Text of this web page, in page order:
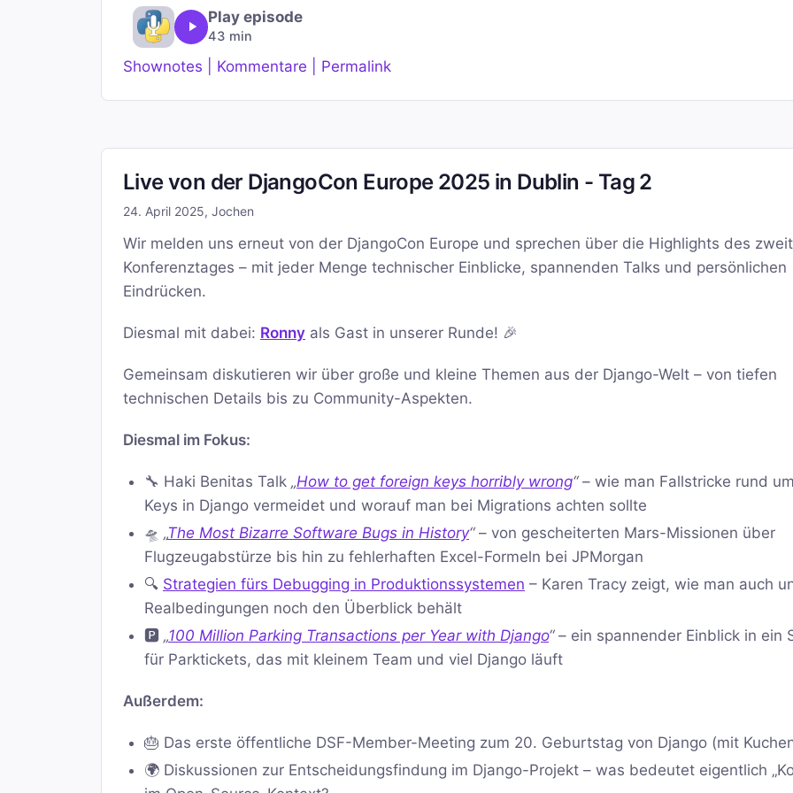
Play episode
43 min
Shownotes | Kommentare | Permalink
Live von der DjangoCon Europe 2025 in Dublin - Tag 2
24. April 2025, Jochen
Wir melden uns erneut von der DjangoCon Europe und sprechen über die Highlights des
Konferenztages – mit jeder Menge technischer Einblicke, spannenden Talks und persönlichen
Eindrücken.
Diesmal mit dabei: Ronny als Gast in unserer Runde! 🎉
Gemeinsam diskutieren wir über große und kleine Themen aus der Django-Welt – von tiefen
technischen Details bis zu Community-Aspekten.
Diesmal im Fokus:
🔧 Haki Benitas Talk „How to get foreign keys horribly wrong“– wie man Fallstricke rund
Keys in Django vermeidet und worauf man bei Migrations achten sollte
🛸 „The Most Bizarre Software Bugs in History“– von gescheiterten Mars-Missionen über
Flugzeugabstürze bis hin zu fehlerhaften Excel-Formeln bei JPMorgan
🔍 Strategien fürs Debugging in Produktionssystemen – Karen Tracy zeigt, wie man auch
Realbedingungen noch den Überblick behält
🅿️ „100 Million Parking Transactions per Year with Django“– ein spannender Einblick in ein
für Parktickets, das mit kleinem Team und viel Django läuft
Außerdem:
🎂 Das erste öffentliche DSF-Member-Meeting zum 20. Geburtstag von Django (mit
🌍 Diskussionen zur Entscheidungsfindung im Django-Projekt – was bedeutet eigentlich